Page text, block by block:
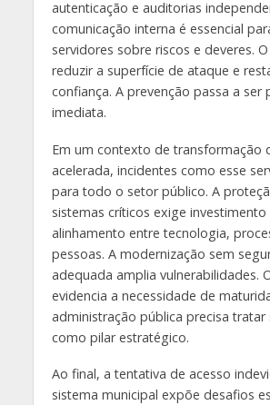
autenticação e auditorias
comunicação interna é essencial
servidores sobre riscos e deveres.
reduzir a superfície de ataque e
confiança. A prevenção passa a ser
imediata.
Em um contexto de transformação
acelerada, incidentes como esse
para todo o setor público. A
sistemas críticos exige
alinhamento entre tecnologia,
pessoas. A modernização sem
adequada amplia vulnerabilidades.
evidencia a necessidade de
administração pública precisa tratar
como pilar estratégico.
Ao final, a tentativa de acesso
sistema municipal expõe desafios